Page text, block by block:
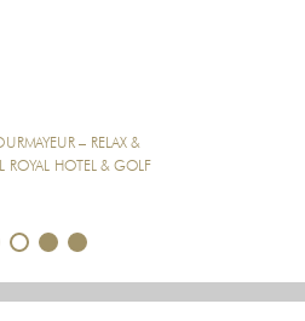
– RELAX &
ROYAL HOTEL & GOLF
2